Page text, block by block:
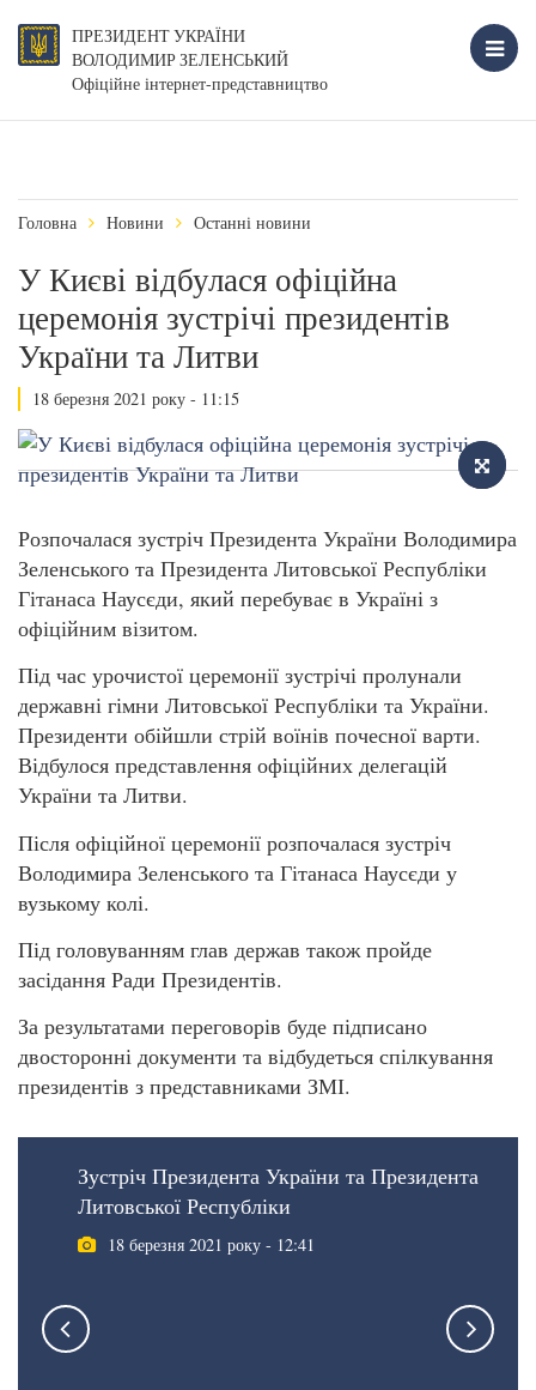
ПРЕЗИДЕНТ УКРАЇНИ
ВОЛОДИМИР ЗЕЛЕНСЬКИЙ
Офіційне інтернет-представництво
Головна Новини Останні новини
У Києві відбулася офіційна
церемонія зустрічі президентів
України та Литви
18 березня 2021 року - 11:15
Розпочалася зустріч Президента України Володимира
Зеленського та Президента Литовської Республіки
Гітанаса Наусєди, який перебуває в Україні з
офіційним візитом.
Під час урочистої церемонії зустрічі пролунали
державні гімни Литовської Республіки та України.
Президенти обійшли стрій воїнів почесної варти.
Відбулося представлення офіційних делегацій
України та Литви.
Після офіційної церемонії розпочалася зустріч
Володимира Зеленського та Гітанаса Наусєди у
вузькому колі.
Під головуванням глав держав також пройде
засідання Ради Президентів.
За результатами переговорів буде підписано
двосторонні документи та відбудеться спілкування
президентів з представниками ЗМІ.
Зустріч Президента України та Президента
Литовської Республіки
18 березня 2021 року - 12:41